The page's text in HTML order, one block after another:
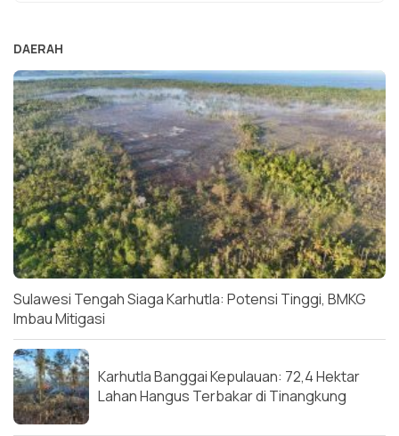
DAERAH
Sulawesi Tengah Siaga Karhutla: Potensi Tinggi, BMKG
Imbau Mitigasi
Karhutla Banggai Kepulauan: 72,4 Hektar
Lahan Hangus Terbakar di Tinangkung